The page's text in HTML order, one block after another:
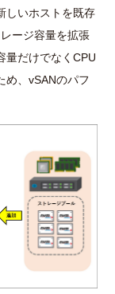
しいホストを既存
ージ容量を拡張
量だけでなく CPU
、 vSANのパフ